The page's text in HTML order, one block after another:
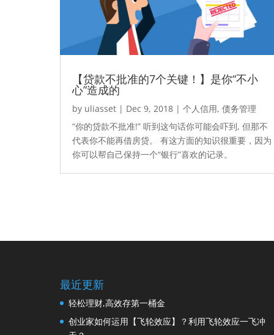
【贷款不批准的7个关键！】是你“不小
心”造成的
by uliasset | Dec 9, 2018 | 个人信用, 债务管理
“你的贷款不批准!” 听到这句话你可能会吓到, 但那不
代表你不能再借房贷。 有这方面的知识很重要，因为
你可以帮自己保持一个“银行”喜欢的记录。
最近更新
轻松理财,高效存第一桶金
创业家如何运用【飞轮效应】？利用飞轮效应一飞冲